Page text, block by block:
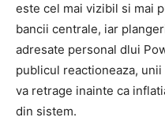
este cel mai vizibil si mai
bancii centrale, iar
adresate personal dlui
publicul reactioneaza,
va retrage inainte ca
din sistem.